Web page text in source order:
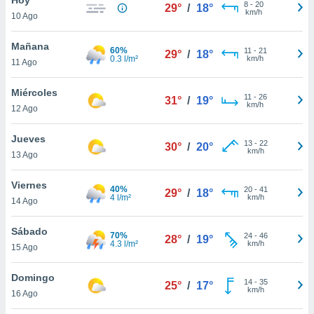
en
más
nuestra
de
cookies
aceptar
10 Ago
29° / 18° 8- 20
km/h
Mañana
11 Ago
60%
0.3 l/m²
29° / 18° 11 - 21
km/h
Miércoles
12 Ago
31° / 19° 11 - 26
km/h
Jueves
13 Ago
30° / 20° 13- 22
km/h
Viernes
14 Ago
40%
4 l/m²
29° / 18° 20- 41
km/h
Sábado
15 Ago
70%
4.3 l/m²
28° / 19° 24- 46
km/h
Domingo
16 Ago
25° / 17° 14- 35
km/h